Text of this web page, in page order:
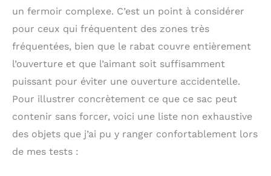
un fermoir complexe. C’est un point à considérer
pour ceux qui fréquentent des zones très
fréquentées, bien que le rabat couvre entièrement
l’ouverture et que l’aimant soit suffisamment
puissant pour éviter une ouverture accidentelle.
Pour illustrer concrètement ce que ce sac peut
contenir sans forcer, voici une liste non exhaustive
des objets que j’ai pu y ranger confortablement lors
de mes tests :